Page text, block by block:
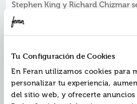
Tu Configuración de Cookies
En Feran utilizamos cookies para
personalizar tu experiencia,
del sitio web, y ofrecerte anuncios
Stephen King y Richard Chizmar
más para traernos el increíble
historia que comenzaron con
La
.
Richard Farris, un tipo misterioso
cuidara de una extraña caja de
Ahora, Gwendy es una afamada
política está empezando a
tiene todo a su alcance, pero
objeto vuelve a su vida. Las